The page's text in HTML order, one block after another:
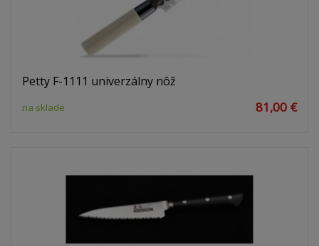
Petty F-1111 univerzálny nôž
na sklade 81,00 €